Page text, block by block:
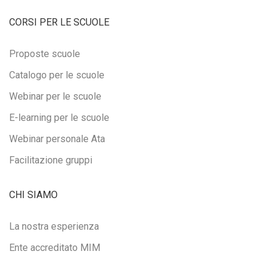
CORSI PER LE SCUOLE
Proposte scuole
Catalogo per le scuole
Webinar per le scuole
E-learning per le scuole
Webinar personale Ata
Facilitazione gruppi
CHI SIAMO
La nostra esperienza
Ente accreditato MIM